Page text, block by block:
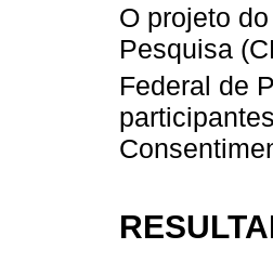
O projeto
Pesquisa
Federal de